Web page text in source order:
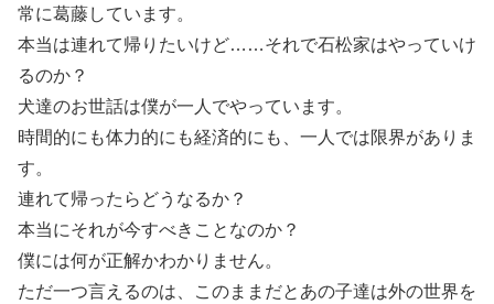
常に葛藤しています。
本当は連れて帰りたいけど……それで石松家はやっていけ
るのか？
犬達のお世話は僕が一人でやっています。
時間的にも体力的にも経済的にも、一人では限界がありま
す。
連れて帰ったらどうなるか？
本当にそれが今すべきことなのか？
僕には何が正解かわかりません。
ただ一つ言えるのは、このままだとあの子達は外の世界を